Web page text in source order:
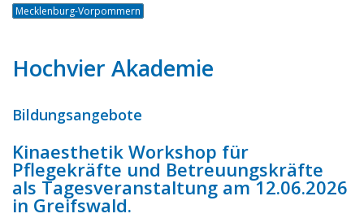
Mecklenburg-Vorpommern
Hochvier Akademie
Bildungsangebote
Kinaesthetik Workshop für
Pflegekräfte und Betreuungskräfte
als Tagesveranstaltung am 12.06.2026
in Greifswald.